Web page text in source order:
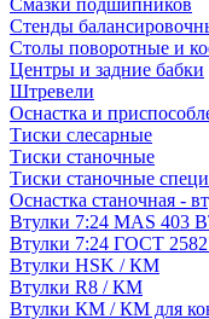
Смазки подшипников
Стенды
Столы поворотные и
Центры и задние бабки
Штревели
Оснастка и
Тиски слесарные
Тиски станочные
Тиски станочные
Оснастка станочная -
Втулки 7:24 MAS 403
Втулки 7:24 ГОСТ
Втулки HSK / КМ
Втулки R8 / КМ
Втулки КМ / КМ для